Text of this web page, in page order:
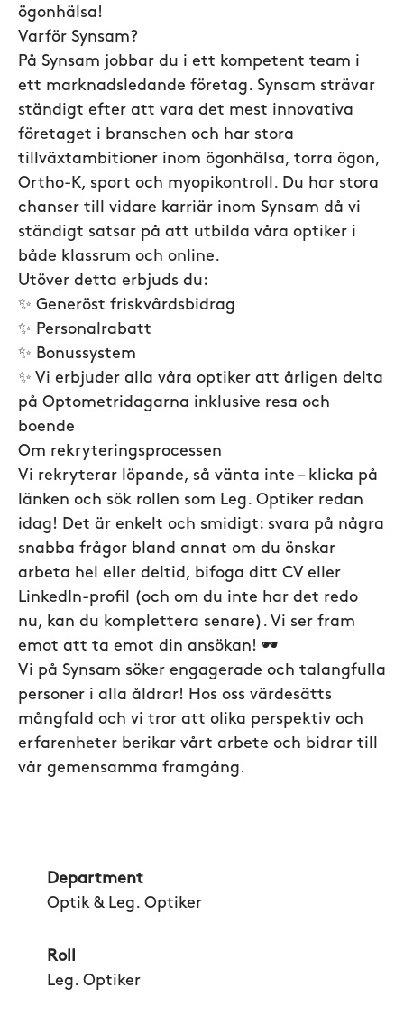
ögonhälsa!
Varför Synsam?
På Synsam jobbar du i ett kompetent team i
ett marknadsledande företag. Synsam strävar
ständigt efter att vara det mest innovativa
företaget i branschen och har stora
tillväxtambitioner inom ögonhälsa, torra ögon,
Ortho-K, sport och myopikontroll. Du har stora
chanser till vidare karriär inom Synsam då vi
ständigt satsar på att utbilda våra optiker i
både klassrum och online.
Utöver detta erbjuds du:
✨ Generöst friskvårdsbidrag
✨ Personalrabatt
✨ Bonussystem
✨ Vi erbjuder alla våra optiker att årligen delta
på Optometridagarna inklusive resa och
boende
Om rekryteringsprocessen
Vi rekryterar löpande, så vänta inte – klicka på
länken och sök rollen som Leg. Optiker redan
idag! Det är enkelt och smidigt: svara på några
snabba frågor bland annat om du önskar
arbeta hel eller deltid, bifoga ditt CV eller
LinkedIn-profil (och om du inte har det redo
nu, kan du komplettera senare). Vi ser fram
emot att ta emot din ansökan! 🕶️
Vi på Synsam söker engagerade och talangfulla
personer i alla åldrar! Hos oss värdesätts
mångfald och vi tror att olika perspektiv och
erfarenheter berikar vårt arbete och bidrar till
vår gemensamma framgång.
Department
Optik & Leg. Optiker
Roll
Leg. Optiker